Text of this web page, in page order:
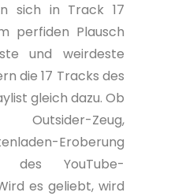
sich in Track 17
perfiden Plausch
und weirdeste
die 17 Tracks des
gleich dazu. Ob
Outsider-Zeug,
Eroberung
des YouTube-
es geliebt, wird